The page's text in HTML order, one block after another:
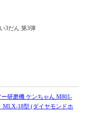
3だん 第3弾
研磨機 ケンちゃん M801-
18型 (ダイヤモンドホ